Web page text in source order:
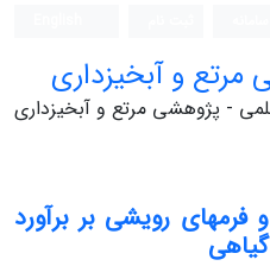
و آبخیزداری
- پژوهشی مرتع و آبخیزداری
فرم‏های رویشی بر برآورد